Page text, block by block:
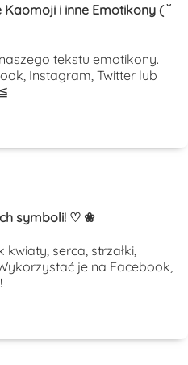
i inne Emotikony ( ˘
tekstu emotikony.
Instagram, Twitter lub
symboli! ♡ ❀
serca, strzałki,
je na Facebook,